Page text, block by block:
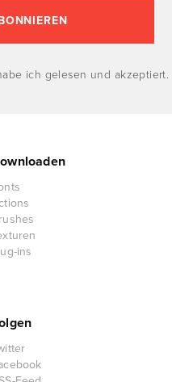
ich gelesen und akzeptiert.
ins